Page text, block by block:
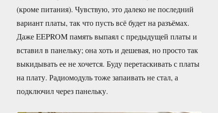
(кроме питания). Чувствую, это далеко не последний
вариант платы, так что пусть всё будет на разъёмах.
Даже EEPROM память выпаял с предыдущей платы и
вставил в панельку; она хоть и дешевая, но просто так
выкидывать ее не хочется. Буду перетаскивать с платы
на плату. Радиомодуль тоже запаивать не стал, а
подключил через панельку.